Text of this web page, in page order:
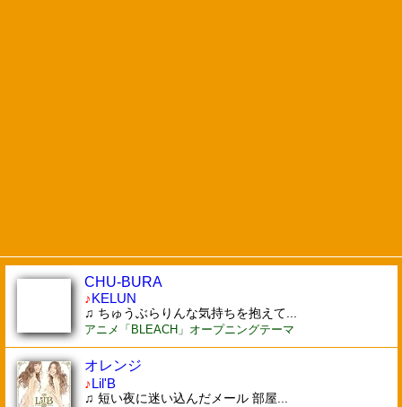
CHU-BURA
♪KELUN
♫ ちゅうぶらりんな気持ちを抱えて...
アニメ「BLEACH」オープニングテーマ
オレンジ
♪Lil'B
♫ 短い夜に迷い込んだメール 部屋...